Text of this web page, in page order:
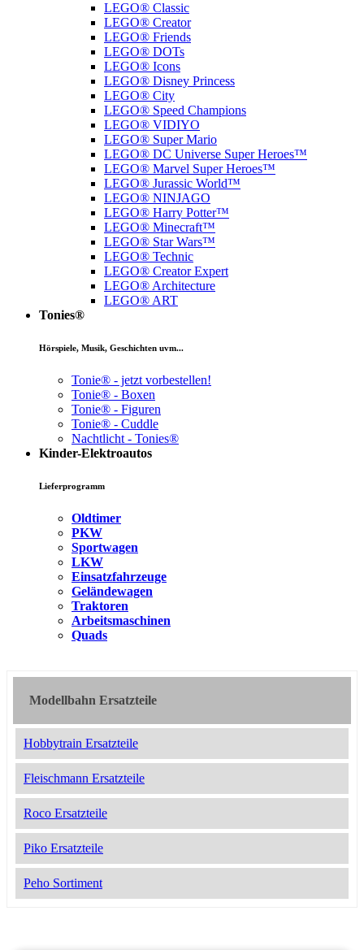
LEGO® Classic
LEGO® Creator
LEGO® Friends
LEGO® DOTs
LEGO® Icons
LEGO® Disney Princess
LEGO® City
LEGO® Speed Champions
LEGO® VIDIYO
LEGO® Super Mario
LEGO® DC Universe Super Heroes™
LEGO® Marvel Super Heroes™
LEGO® Jurassic World™
LEGO® NINJAGO
LEGO® Harry Potter™
LEGO® Minecraft™
LEGO® Star Wars™
LEGO® Technic
LEGO® Creator Expert
LEGO® Architecture
LEGO® ART
Tonies®
Hörspiele, Musik, Geschichten uvm...
Tonie® - jetzt vorbestellen!
Tonie® - Boxen
Tonie® - Figuren
Tonie® - Cuddle
Nachtlicht - Tonies®
Kinder-Elektroautos
Lieferprogramm
Oldtimer
PKW
Sportwagen
LKW
Einsatzfahrzeuge
Geländewagen
Traktoren
Arbeitsmaschinen
Quads
Modellbahn Ersatzteile
Hobbytrain Ersatzteile
Fleischmann Ersatzteile
Roco Ersatzteile
Piko Ersatzteile
Peho Sortiment